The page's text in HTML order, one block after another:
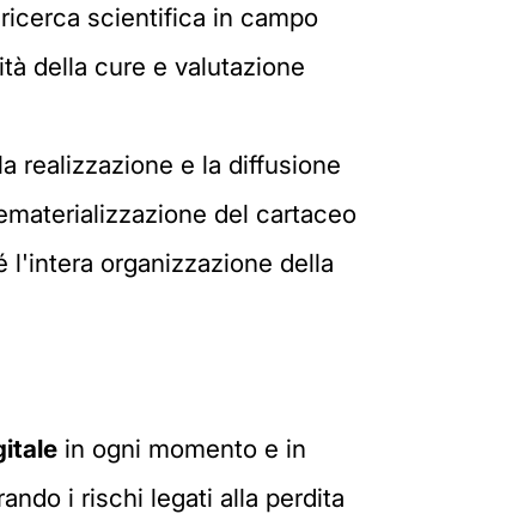
scientifica in campo
della cure e valutazione
realizzazione e la diffusione
del cartaceo
organizzazione della
in ogni momento e in
i rischi legati alla perdita